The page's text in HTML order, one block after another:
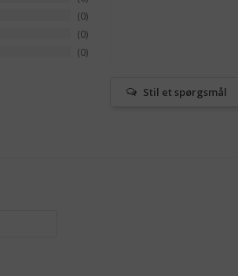
0
0
0
Stil et spørgsmål